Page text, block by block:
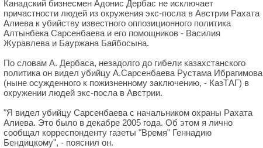
Канадский бизнесмен Адонис Дербас не исключает
причастности людей из окружения экс-посла в Австрии Рахата
Алиева к убийству известного оппозиционного политика
Алтынбека Сарсенбаева и его помощников - Василия
Журавлева и Бауржана Байбосына.
По словам А. Дербаса, незадолго до гибели казахстанского
политика он видел убийцу А.Сарсенбаева Рустама Ибрагимова
(ныне осужденного к пожизненному заключению, - КазТАГ) в
окружении людей экс-посла в Австрии.
"Я видел убийцу Сарсенбаева с начальником охраны Рахата
Алиева. Это было в декабре 2005 года. Об этом я лично
сообщал корреспонденту газеты "Время" Геннадию
Бендицкому", - пояснил он.